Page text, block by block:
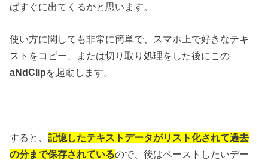
ばすぐに出てくるかと思います。
使い方に関しても非常に簡単で、スマホ上で好きなテキ
ストをコピー、または切り取り処理をした後にこの
aNdClipを起動します。
すると、記憶したテキストデータがリスト化されて過去
の分まで保存されているので、後はペーストしたいデー